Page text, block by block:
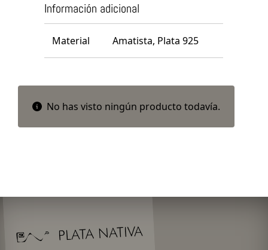
Información adicional
Material Amatista, Plata 925
No has visto ningún producto todavía.